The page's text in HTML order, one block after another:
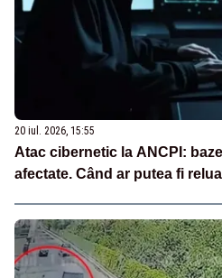
20 iul. 2026, 15:55
Atac cibernetic la ANCPI:
afectate. Când ar putea fi